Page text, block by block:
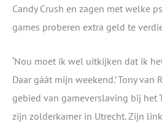
Candy Crush en zagen met welke
games proberen extra geld te
‘Nou moet ik wel uitkijken dat ik
Daar gáát mijn weekend.’ Tony
gebied van gameverslaving bij het
zijn zolderkamer in Utrecht. Zijn